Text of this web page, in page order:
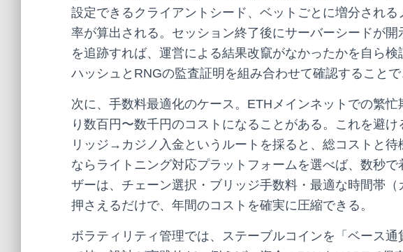
設定できるクライアントシード、ベットごとに増分され
率が算出される。セッション終了後にサーバーシードが
を追跡すれば、運営による結果改竄がなかったかを自ら検
ハッシュとRNGの監査証明を組み合わせて確認することで
次に、手数料最適化のケース。ETHメインネットでの繁
り数百円〜数千円のコストになることがある。これを避
リッジ→カジノ入金というルートを採ると、総コストと
ならライトニング対応プラットフォームを選べば、数秒
ザーは、チェーン選択・ブリッジ手数料・最適な時間帯
押さえるだけで、年間のコストを確実に圧縮できる。
ボラティリティ管理では、ステーブルコインを「ベース